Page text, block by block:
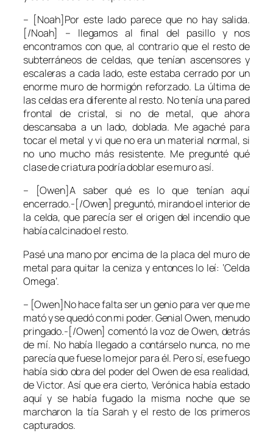
– [Noah]Por este lado parece que no hay salida.
[/Noah] – llegamos al final del pasillo y nos
encontramos con que, al contrario que el resto de
subterráneos de celdas, que tenían ascensores y
escaleras a cada lado, este estaba cerrado por un
enorme muro de hormigón reforzado. La última de
las celdas era diferente al resto. No tenía una pared
frontal de cristal, si no de metal, que ahora
descansaba a un lado, doblada. Me agaché para
tocar el metal y vi que no era un material normal, si
no uno mucho más resistente. Me pregunté qué
clase de criatura podría doblar ese muro así.
– [Owen]A saber qué es lo que tenían aquí
encerrado.-[/Owen] preguntó, mirando el interior de
la celda, que parecía ser el origen del incendio que
había calcinado el resto.
Pasé una mano por encima de la placa del muro de
metal para quitar la ceniza y entonces lo leí: ‘Celda
Omega’.
– [Owen]No hace falta ser un genio para ver que me
mató y se quedó con mi poder. Genial Owen, menudo
pringado.-[/Owen] comentó la voz de Owen, detrás
de mí. No había llegado a contárselo nunca, no me
parecía que fuese lo mejor para él. Pero sí, ese fuego
había sido obra del poder del Owen de esa realidad,
de Victor. Así que era cierto, Verónica había estado
aquí y se había fugado la misma noche que se
marcharon la tía Sarah y el resto de los primeros
capturados.